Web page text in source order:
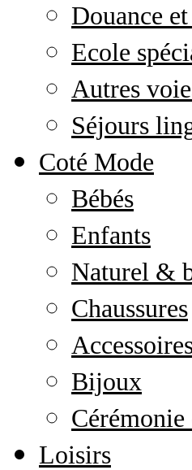
Douance
Ecole
Autres
Séjours
Coté Mode
Bébés
Enfants
Naturel &
Chaussures
Bijoux
Cérémonie
Loisirs